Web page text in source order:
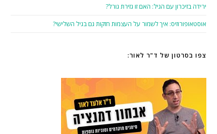
ירידה בזיכרון עם הגיל: האם זו גזירת גורל?
אוסטאופורוזיס: איך לשמור על העצמות חזקות גם בגיל השלישי?
צפו בסרטון של ד"ר לאור: